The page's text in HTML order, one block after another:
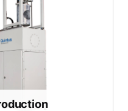
reproductible et une
à grande échelle
60 000 psi
travail: 6-16 pouces
de travail